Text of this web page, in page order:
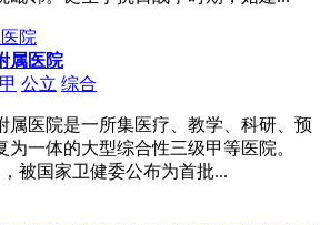
属医院
公立 综合
属医院是一所集医疗、教学、科研、预
为一体的大型综合性三级甲等医院。
被国家卫健委公布为首批...